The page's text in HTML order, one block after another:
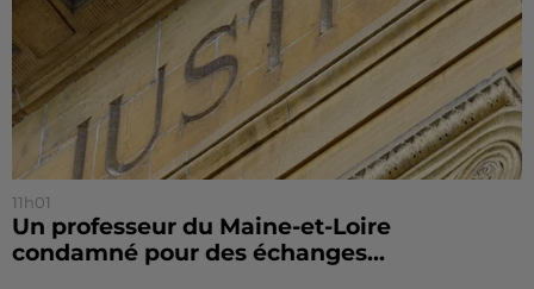
11h01
Un professeur du Maine-et-Loire
condamné pour des échanges...